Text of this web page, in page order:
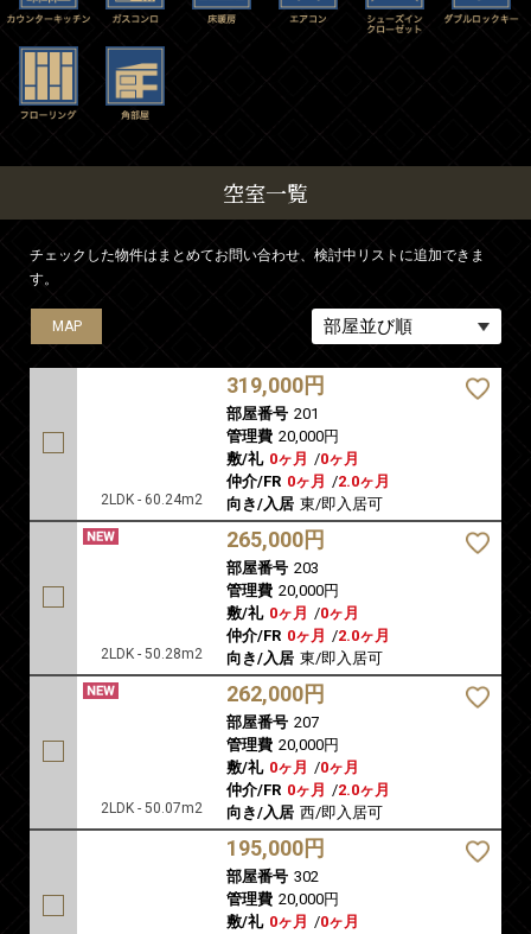
空室一覧
チェックした物件はまとめてお問い合わせ、検討中リストに追加できま
す。
MAP
2LDK - 60.24m2
319,000円
部屋番号 201
管理費 20,000円
敷/礼 0ヶ月 /0ヶ月
仲介/FR 0ヶ月 /2.0ヶ月
向き/入居 東/即入居可
MAP
2LDK - 50.28m2
265,000円
部屋番号 203
管理費 20,000円
敷/礼 0ヶ月 /0ヶ月
仲介/FR 0ヶ月 /2.0ヶ月
向き/入居 東/即入居可
MAP
2LDK - 50.07m2
262,000円
部屋番号 207
管理費 20,000円
敷/礼 0ヶ月 /0ヶ月
仲介/FR 0ヶ月 /2.0ヶ月
向き/入居 西/即入居可
MAP
195,000円
部屋番号 302
管理費 20,000円
敷/礼 0ヶ月 /0ヶ月
MAP
MAP
MAP
MAP
MAP
MAP
MAP
MAP
MAP
MAP
MAP
MAP
MAP
MAP
MAP
MAP
MAP
MAP
MAP
MAP
MAP
MAP
MAP
MAP
MAP
MAP
MAP
MAP
MAP
MAP
MAP
MAP
MAP
MAP
MAP
MAP
MAP
MAP
MAP
MAP
MAP
MAP
MAP
MAP
MAP
MAP
MAP
MAP